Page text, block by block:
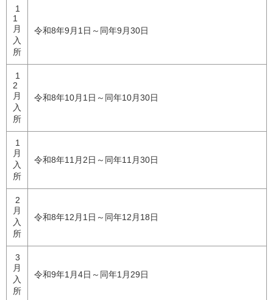
1
1
月
入
所
令和8年9月1日～同年9月30日
1
2
月
入
所
令和8年10月1日～同年10月30日
1
月
入
所
令和8年11月2日～同年11月30日
2
月
入
所
令和8年12月1日～同年12月18日
3
月
入
所
令和9年1月4日～同年1月29日